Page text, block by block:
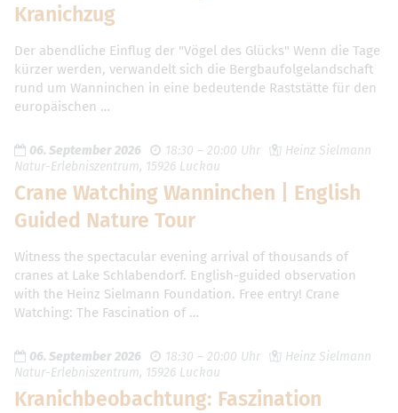
Kranichzug
Der abendliche Einflug der "Vögel des Glücks" Wenn die Tage
kürzer werden, verwandelt sich die Bergbaufolgelandschaft
rund um Wanninchen in eine bedeutende Raststätte für den
europäischen …
06. September 2026 18:30 – 20:00 Uhr
Heinz Sielmann
Natur-Erlebniszentrum, 15926 Luckau
Crane Watching Wanninchen | English
Guided Nature Tour
Witness the spectacular evening arrival of thousands of
cranes at Lake Schlabendorf. English-guided observation
with the Heinz Sielmann Foundation. Free entry! Crane
Watching: The Fascination of …
06. September 2026 18:30 – 20:00 Uhr
Heinz Sielmann
Natur-Erlebniszentrum, 15926 Luckau
Kranichbeobachtung: Faszination